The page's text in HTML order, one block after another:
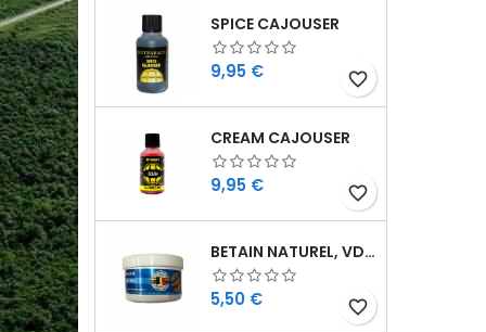
SPICE CAJOUSER
Cijena
9,95 € favorite_border
CREAM CAJOUSER
Cijena
9,95 € favorite_border
BETAIN NATUREL, VDE, 100 GR
Cijena
5,50 € favorite_border